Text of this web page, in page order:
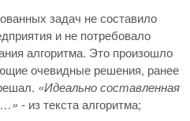
задач не составило
и не потребовало
алгоритма. Это произошло
очевидные решения, ранее
«Идеально составленная
- из текста алгоритма;